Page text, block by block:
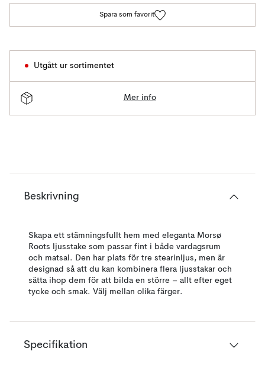
Spara som favorit
Utgått ur sortimentet
Mer info
Beskrivning
Skapa ett stämningsfullt hem med eleganta Morsø
Roots ljusstake som passar fint i både vardagsrum
och matsal. Den har plats för tre stearinljus, men är
designad så att du kan kombinera flera ljusstakar och
sätta ihop dem för att bilda en större – allt efter eget
tycke och smak. Välj mellan olika färger.
Specifikation